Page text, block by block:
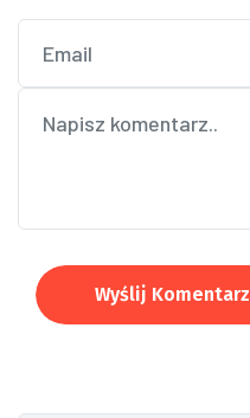
Wyślij Komentarz